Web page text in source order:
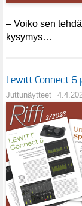
– Voiko sen
kysymys…
Lewitt Connect 6
Juttunäytteet